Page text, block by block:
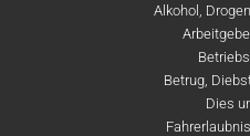
Alkohol,
Betrug,
Dies